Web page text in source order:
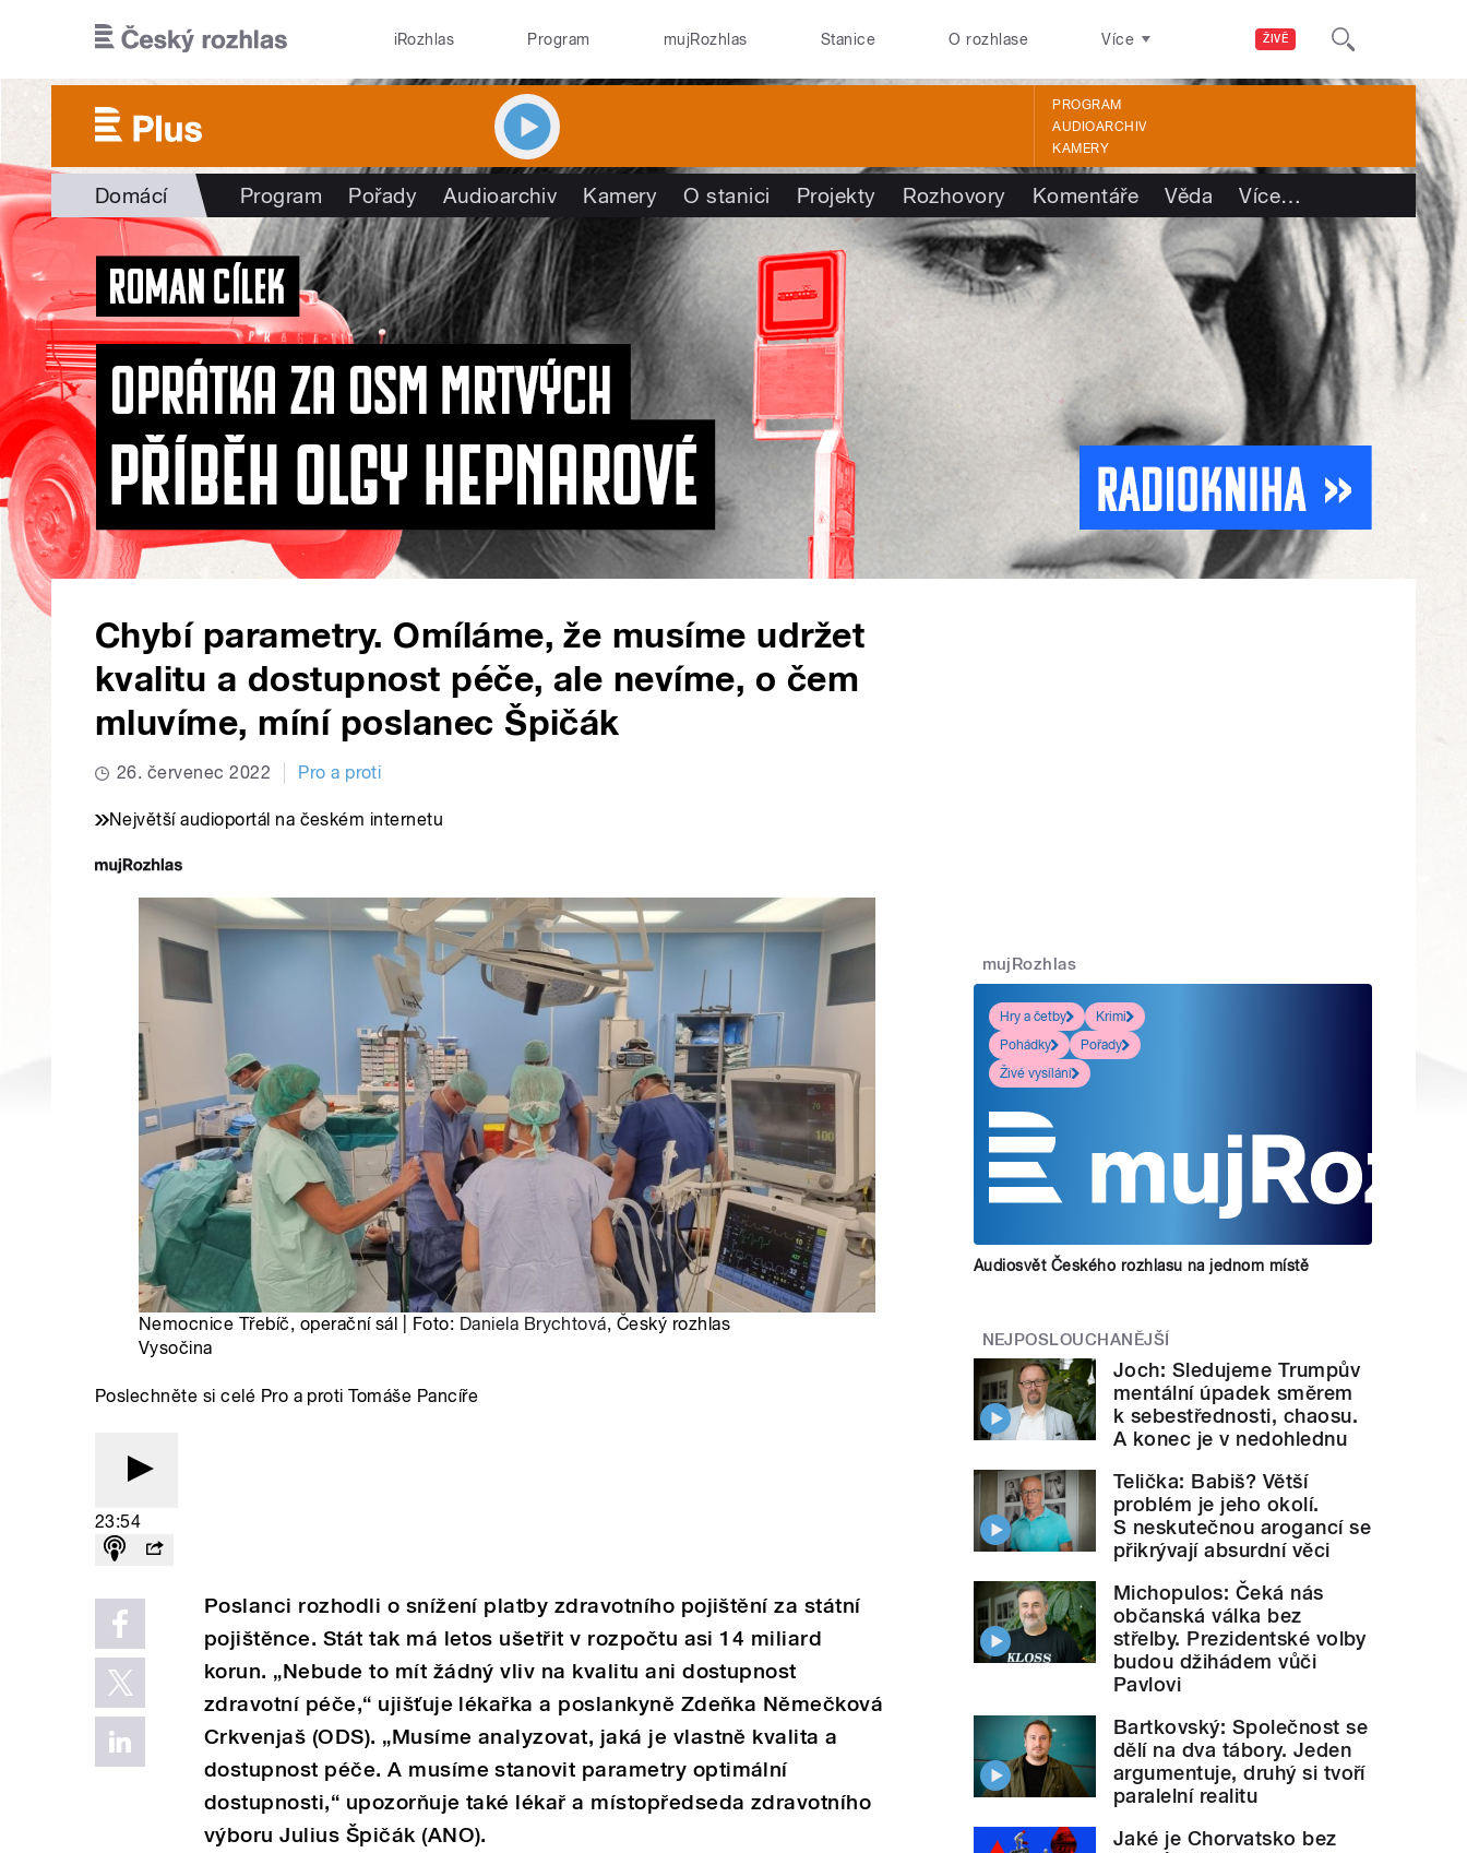
ŽIVĚ
iRozhlas Program mujRozhlas Stanice O rozhlase Více
PROGRAM
AUDIOARCHIV
KAMERY
Domácí Program Pořady Audioarchiv Kamery O stanici Projekty Rozhovory Komentáře Věda Více…
Chybí parametry. Omíláme, že musíme udržet
kvalitu a dostupnost péče, ale nevíme, o čem
mluvíme, míní poslanec Špičák
26. červenec 2022 Pro a proti
Největší audioportál na českém internetu
Nemocnice Třebíč, operační sál | Foto: Daniela Brychtová, Český rozhlas
Vysočina
Poslechněte si celé Pro a proti Tomáše Pancíře
23:54
Poslanci rozhodli o snížení platby zdravotního pojištění za státní
pojištěnce. Stát tak má letos ušetřit v rozpočtu asi 14 miliard
korun. „Nebude to mít žádný vliv na kvalitu ani dostupnost
zdravotní péče,“ ujišťuje lékařka a poslankyně Zdeňka Němečková
Crkvenjaš (ODS). „Musíme analyzovat, jaká je vlastně kvalita a
dostupnost péče. A musíme stanovit parametry optimální
dostupnosti,“ upozorňuje také lékař a místopředseda zdravotního
výboru Julius Špičák (ANO).
mujRozhlas
Hry a četby
Krimi
Pohádky
Pořady
Živé vysílání
Audiosvět Českého rozhlasu na jednom místě
NEJPOSLOUCHANĚJŠÍ
Joch: Sledujeme Trumpův
mentální úpadek směrem
k sebestřednosti, chaosu.
A konec je v nedohlednu
Telička: Babiš? Větší
problém je jeho okolí.
S neskutečnou arogancí se
přikrývají absurdní věci
Michopulos: Čeká nás
občanská válka bez
střelby. Prezidentské volby
budou džihádem vůči
Pavlovi
Bartkovský: Společnost se
dělí na dva tábory. Jeden
argumentuje, druhý si tvoří
paralelní realitu
Jaké je Chorvatsko bez